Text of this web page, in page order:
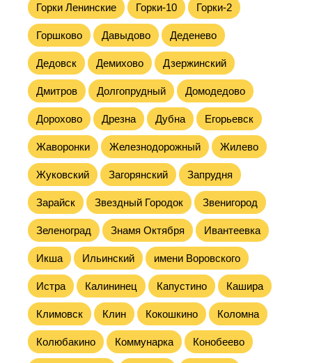
Горки Ленинские Горки-10 Горки-2
Горшково Давыдово Деденево
Дедовск Демихово Дзержинский
Дмитров Долгопрудный Домодедово
Дорохово Дрезна Дубна Егорьевск
Жаворонки Железнодорожный Жилево
Жуковский Загорянский Запрудня
Зарайск Звездный Городок Звенигород
Зеленоград Знамя Октября Ивантеевка
Икша Ильинский имени Воровского
Истра Калининец Капустино Кашира
Климовск Клин Кокошкино Коломна
Колюбакино Коммунарка Конобеево